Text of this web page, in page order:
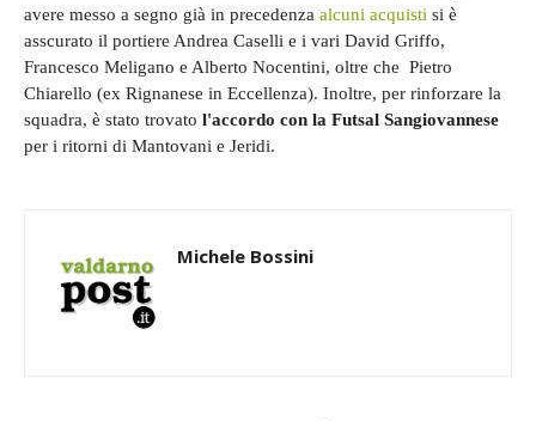
avere messo a segno già in precedenza alcuni acquisti si è
asscurato il portiere Andrea Caselli e i vari David Griffo,
Francesco Meligano e Alberto Nocentini, oltre che Pietro
Chiarello (ex Rignanese in Eccellenza). Inoltre, per rinforzare la
squadra, è stato trovato l'accordo con la Futsal Sangiovannese
per i ritorni di Mantovani e Jeridi.
Michele Bossini